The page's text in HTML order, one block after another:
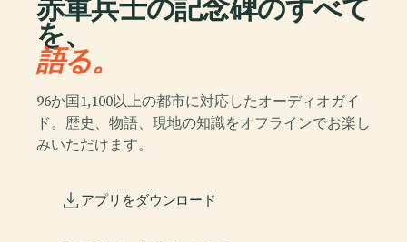
赤軍兵士の記念碑のすべて
を、
語る。
96か国1,100以上の都市に対応したオーディオガイ
ド。歴史、物語、現地の知識をオフラインでお楽し
みいただけます。
アプリをダウンロード